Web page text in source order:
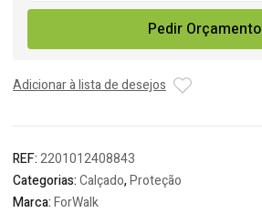
Bota
Segurança
Tripoli
Pedir Orçamento
Adicionar à lista de desejos
REF:2201012408843
Categorias:Calçado,Proteção
Marca:ForWalk